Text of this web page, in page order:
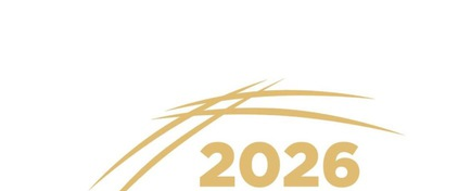
Шайдоровты
марапаттады